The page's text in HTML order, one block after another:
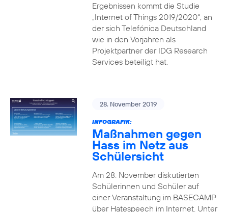
Ergebnissen kommt die Studie
„Internet of Things 2019/2020“, an
der sich Telefónica Deutschland
wie in den Vorjahren als
Projektpartner der IDG Research
Services beteiligt hat.
28. November 2019
INFOGRAFIK:
Maßnahmen gegen
Hass im Netz aus
Schülersicht
Am 28. November diskutierten
Schülerinnen und Schüler auf
einer Veranstaltung im BASECAMP
über Hatespeech im Internet. Unter